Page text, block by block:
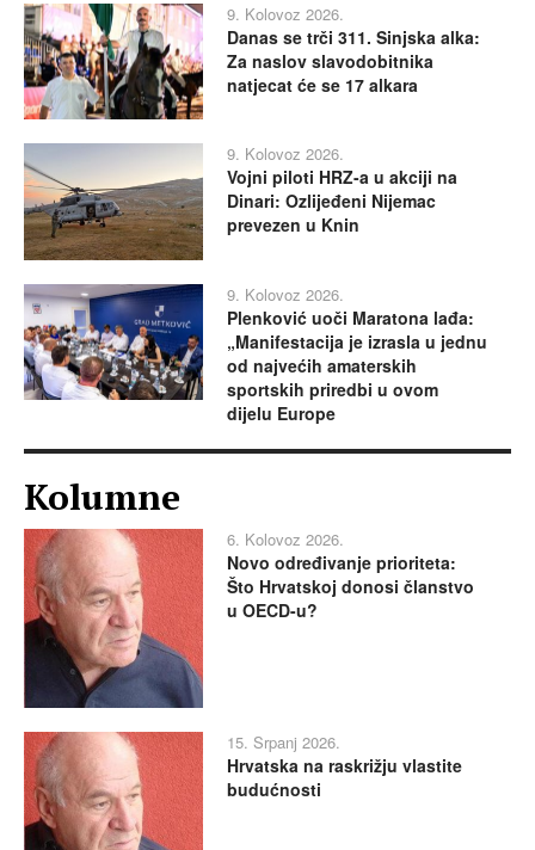
9. Kolovoz 2026.
Danas se trči 311. Sinjska alka:
Za naslov slavodobitnika
natjecat će se 17 alkara
9. Kolovoz 2026.
Vojni piloti HRZ-a u akciji na
Dinari: Ozlijeđeni Nijemac
prevezen u Knin
9. Kolovoz 2026.
Plenković uoči Maratona lađa:
„Manifestacija je izrasla u jednu
od najvećih amaterskih
sportskih priredbi u ovom
dijelu Europe
Kolumne
6. Kolovoz 2026.
Novo određivanje prioriteta:
Što Hrvatskoj donosi članstvo
u OECD-u?
15. Srpanj 2026.
Hrvatska na raskrižju vlastite
budućnosti